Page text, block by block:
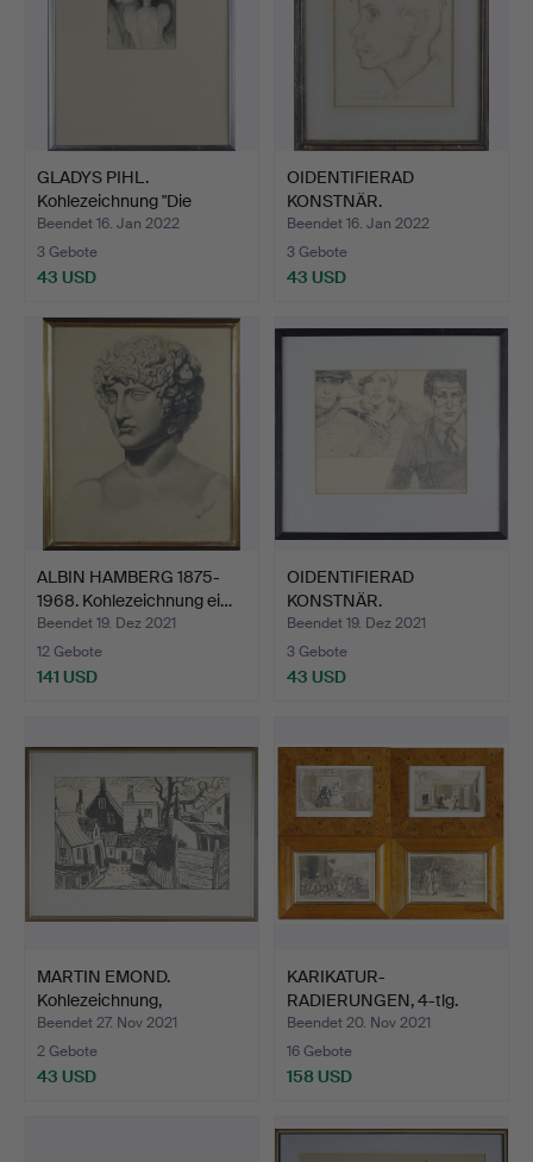
GLADYS PIHL.
Kohlezeichnung "Die
verschied…
Beendet 16. Jan 2022
3 Gebote
43 USD
OIDENTIFIERAD
KONSTNÄR.
Kohlezeichnung, Po…
Beendet 16. Jan 2022
3 Gebote
43 USD
ALBIN HAMBERG 1875-
1968. Kohlezeichnung ei…
Beendet 19. Dez 2021
12 Gebote
141 USD
OIDENTIFIERAD
KONSTNÄR.
Kohlezeichnung, dr…
Beendet 19. Dez 2021
3 Gebote
43 USD
MARTIN EMOND.
Kohlezeichnung,
Stadtblock, …
Beendet 27. Nov 2021
2 Gebote
43 USD
KARIKATUR-
RADIERUNGEN, 4-tlg.
Aquatinta, h…
Beendet 20. Nov 2021
16 Gebote
158 USD